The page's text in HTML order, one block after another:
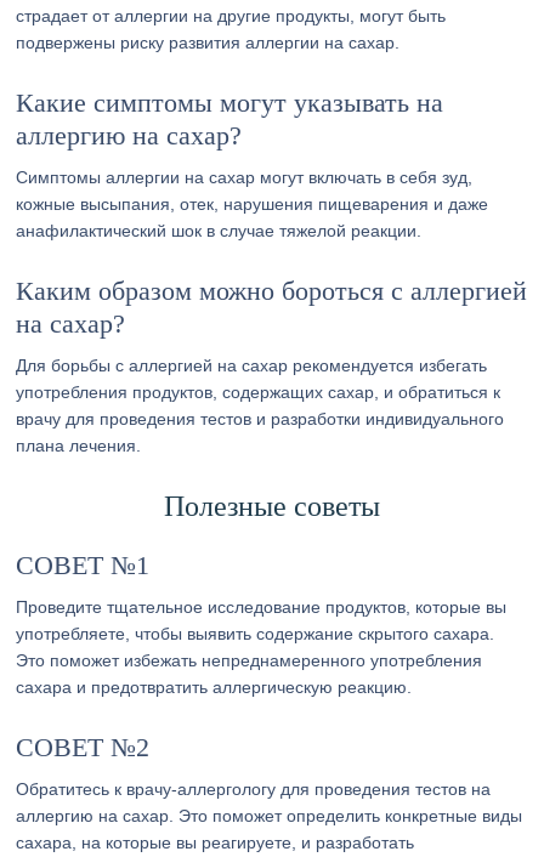
страдает от аллергии на другие продукты, могут быть
подвержены риску развития аллергии на сахар.
Какие симптомы могут указывать на
аллергию на сахар?
Симптомы аллергии на сахар могут включать в себя зуд,
кожные высыпания, отек, нарушения пищеварения и даже
анафилактический шок в случае тяжелой реакции.
Каким образом можно бороться с аллергией
на сахар?
Для борьбы с аллергией на сахар рекомендуется избегать
употребления продуктов, содержащих сахар, и обратиться к
врачу для проведения тестов и разработки индивидуального
плана лечения.
Полезные советы
СОВЕТ №1
Проведите тщательное исследование продуктов, которые вы
употребляете, чтобы выявить содержание скрытого сахара.
Это поможет избежать непреднамеренного употребления
сахара и предотвратить аллергическую реакцию.
СОВЕТ №2
Обратитесь к врачу-аллергологу для проведения тестов на
аллергию на сахар. Это поможет определить конкретные виды
сахара, на которые вы реагируете, и разработать